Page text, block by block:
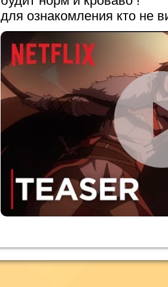
для ознакомления кто не